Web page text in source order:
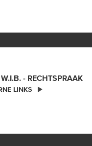
W.I.B. - RECHTSPRAAK
LINKS